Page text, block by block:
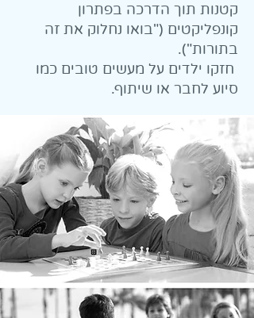
קטנות תוך הדרכה בפתרון
קונפליקטים ("בואו נחלוק את זה
בתורות").
חזקו ילדים על מעשים טובים כמו
סיוע לחבר או שיתוף.